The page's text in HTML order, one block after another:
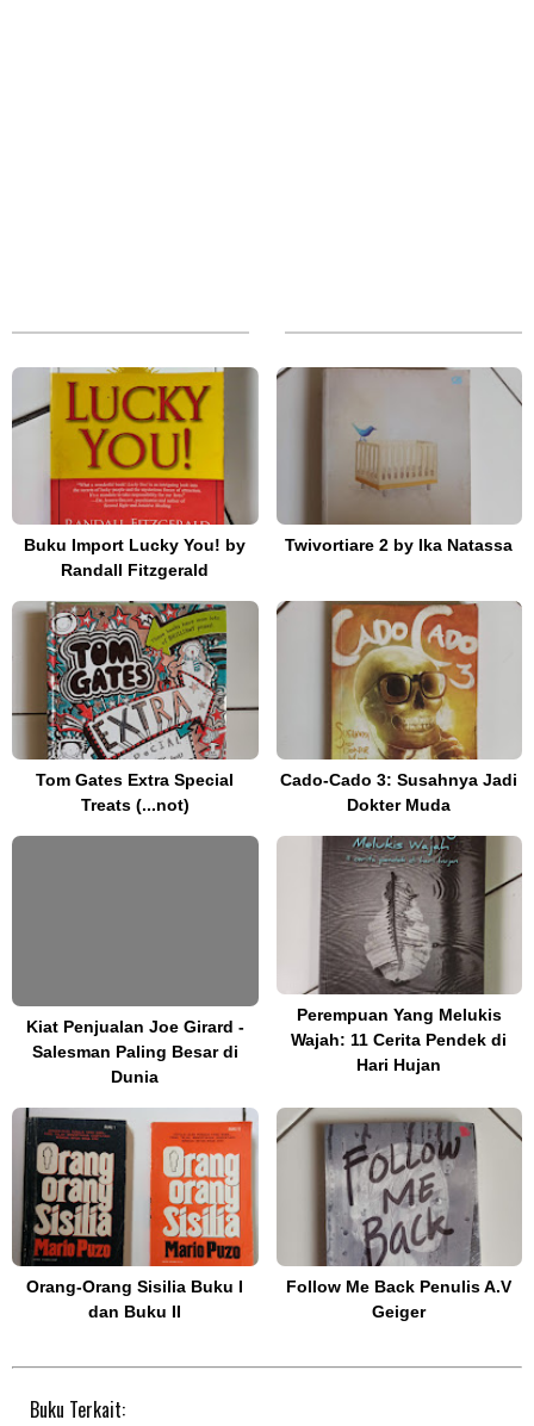
Buku Import Lucky You! by
Randall Fitzgerald
Twivortiare 2 by Ika Natassa
Tom Gates Extra Special
Treats (...not)
Cado-Cado 3: Susahnya Jadi
Dokter Muda
Kiat Penjualan Joe Girard -
Salesman Paling Besar di
Dunia
Perempuan Yang Melukis
Wajah: 11 Cerita Pendek di
Hari Hujan
Orang-Orang Sisilia Buku I
dan Buku II
Follow Me Back Penulis A.V
Geiger
Buku Terkait: